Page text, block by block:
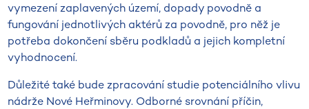
vymezení zaplavených území, dopady povodně a
fungování jednotlivých aktérů za povodně, pro něž je
potřeba dokončení sběru podkladů a jejich kompletní
vyhodnocení.
Důležité také bude zpracování studie potenciálního vlivu
nádrže Nové Heřminovy. Odborné srovnání příčin,